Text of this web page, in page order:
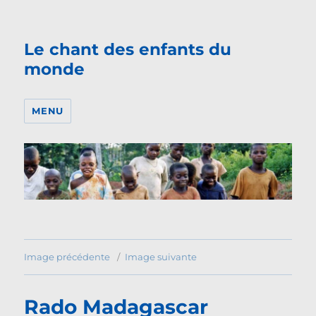
Le chant des enfants du
monde
MENU
Image précédente Image suivante
Rado Madagascar